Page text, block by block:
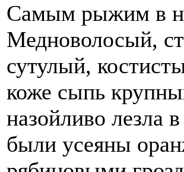
Самым рыжим в
Медноволосый,
сутулый,
коже сыпь
назойливо лезла
были усеяны